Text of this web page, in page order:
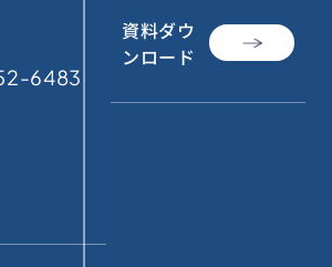
6483
資料ダウ
ンロード